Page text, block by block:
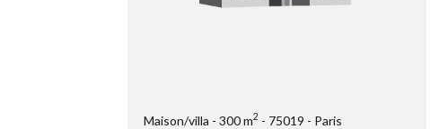
Maison/villa 300 m2 75019 Paris